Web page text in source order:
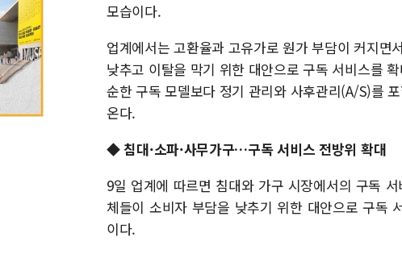
모습이다.
업계에서는 고환율과 고유가로 원가 부담이 커지
낮추고 이탈을 막기 위한 대안으로 구독 서비스를
순한 구독 모델보다 정기 관리와 사후관리(A/S)를
온다.
◆ 침대·소파·사무가구…구독 서비스 전방위 확대
9일 업계에 따르면 침대와 가구 시장에서의 구독
체들이 소비자 부담을 낮추기 위한 대안으로 구독
이다.